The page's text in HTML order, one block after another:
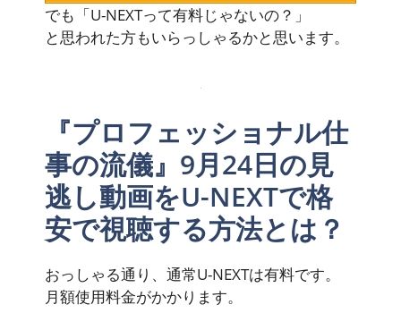
でも「U-NEXTって有料じゃないの？」
と思われた方もいらっしゃるかと思います。
『プロフェッショナル仕
事の流儀』9月24日の見
逃し動画をU-NEXTで格
安で視聴する方法とは？
おっしゃる通り、通常U-NEXTは有料です。
月額使用料金がかかります。